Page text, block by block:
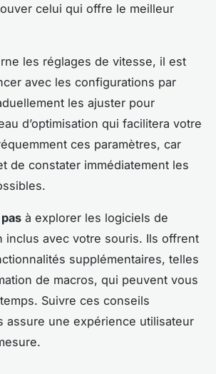
celui qui offre le meilleur
les réglages de vitesse, il est
avec les configurations par
les ajuster pour
d’optimisation qui facilitera votre
ces paramètres, car
de constater immédiatement les
à explorer les logiciels de
inclus avec votre souris. Ils offrent
supplémentaires, telles
de macros, qui peuvent vous
Suivre ces conseils
assure une expérience utilisateur